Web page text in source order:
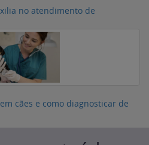
no atendimento de
cães e como diagnosticar de